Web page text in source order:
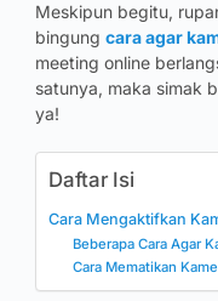
Meskipun begitu,
bingung cara agar
meeting online
satunya, maka simak
ya!
Daftar Isi
Cara Mengaktifkan
Beberapa Cara Agar
Cara Mematikan